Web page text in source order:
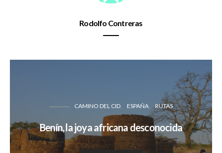
Rodolfo Contreras
CAMINO DEL CID ESPAÑA RUTAS
Benín, la joya africana desconocida